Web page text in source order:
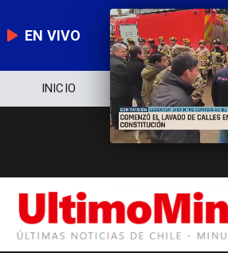
EN VIVO
INICIO NOTICIERO